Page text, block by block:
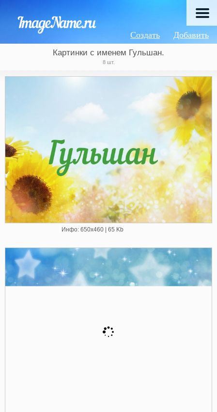
Добавить
Создать
Картинки с именем Гульшан.
8 шт.
Инфо: 650х460 | 65 Kb